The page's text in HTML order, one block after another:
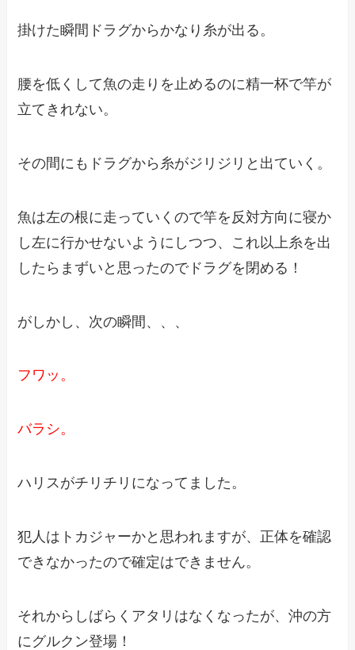
掛けた瞬間ドラグからかなり糸が出る。
腰を低くして魚の走りを止めるのに精一杯で竿が
立てきれない。
その間にもドラグから糸がジリジリと出ていく。
魚は左の根に走っていくので竿を反対方向に寝か
し左に行かせないようにしつつ、これ以上糸を出
したらまずいと思ったのでドラグを閉める！
がしかし、次の瞬間、、、
フワッ。
バラシ。
ハリスがチリチリになってました。
犯人はトカジャーかと思われますが、正体を確認
できなかったので確定はできません。
それからしばらくアタリはなくなったが、沖の方
にグルクン登場！